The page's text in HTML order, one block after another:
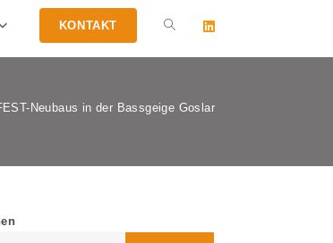
KONTAKT WEBSITE-
Neubaus in der Bassgeige Goslar